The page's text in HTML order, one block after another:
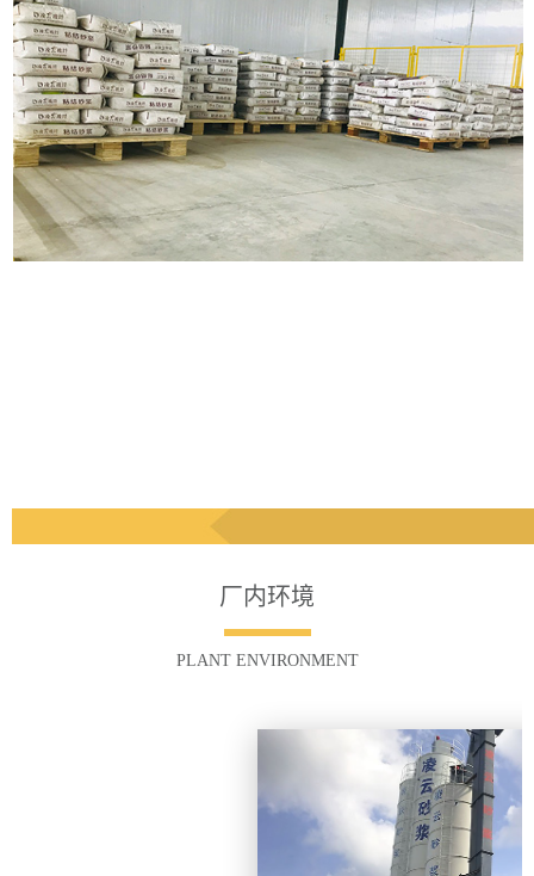
厂内环境
PLANT ENVIRONMENT